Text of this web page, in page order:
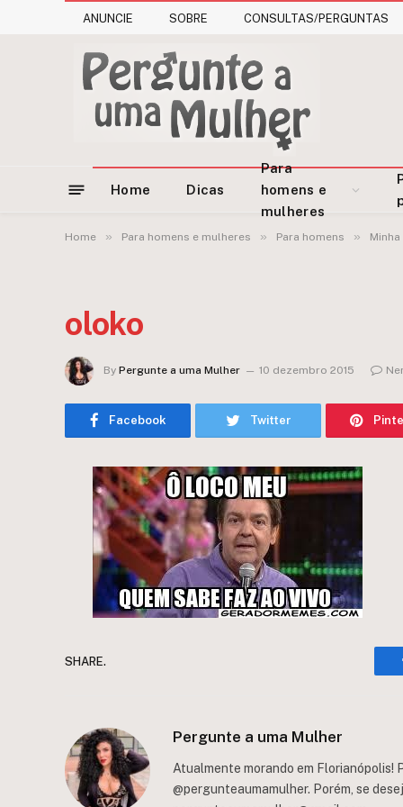
ANUNCIE SOBRE CONSULTAS/PERGUNTAS
Home Dicas
Para
homens e
mulheres
Home » Para homens e mulheres » Para homens »
oloko
By Pergunte a uma Mulher 10 dezembro 2015
Facebook Twitter
SHARE.
Pergunte a uma Mulher
Atualmente morando em Florianópolis!
@pergunteaumamulher. Porém, se